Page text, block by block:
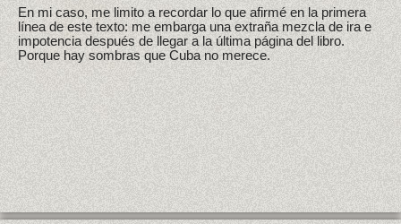
En mi caso, me limito a recordar lo que afirmé en la primera
línea de este texto: me embarga una extraña mezcla de ira e
impotencia después de llegar a la última página del libro.
Porque hay sombras que Cuba no merece.